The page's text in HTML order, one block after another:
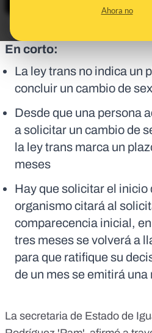
Ahora no
En corto:
La ley trans no indica un
concluir un cambio de
Desde que una persona
a solicitar un cambio de
la ley trans marca un
meses
Hay que solicitar el
organismo citará al
comparecencia inicial,
tres meses se volverá a
para que ratifique su
de un mes se emitirá una
La secretaria de Estado de